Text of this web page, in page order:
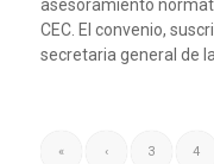
asesoramiento
CEC. El convenio,
secretaria general de la
« ‹ 3 4